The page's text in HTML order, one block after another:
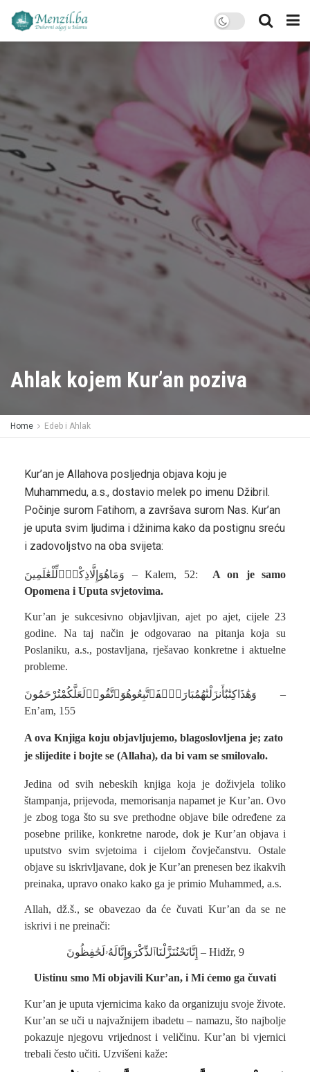
Ahlak kojem Kur’an poziva
Home Edeb i Ahlak
Kur’an je Allahova posljednja objava koju je
Muhammedu, a.s., dostavio melek po imenu Džibril.
Počinje surom Fatihom, a završava surom Nas. Kur’an
je uputa svim ljudima i džinima kako da postignu sreću
i zadovoljstvo na oba svijeta:
وَمَاهُوَإِلَّاذِكْرٌۭلِّلْعَٰلَمِينَ – Kalem, 52:
A on je samo
Opomena i Uputa svjetovima.
Kur’an je sukcesivno objavljivan, ajet po ajet, cijele 23
godine. Na taj način je odgovarao na pitanja koja su
Poslaniku, a.s., postavljana, rješavao konkretne i aktuelne
probleme.
وَهَٰذَاكِتَٰبٌأَنزَلْنَٰهُمُبَارَكٌۭفَٱتَّبِعُوهُوَٱتَّقُوا۟لَعَلَّكُمْتُرْحَمُونَ –
En’am, 155
A ova Knjiga koju objavljujemo, blagoslovljena je; zato
je slijedite i bojte se (Allaha), da bi vam se smilovalo.
Jedina od svih nebeskih knjiga koja je doživjela toliko
štampanja, prijevoda, memorisanja napamet je Kur’an. Ovo
je zbog toga što su sve prethodne objave bile određene za
posebne prilike, konkretne narode, dok je Kur’an objava i
uputstvo svim svjetoima i cijelom čovječanstvu. Ostale
objave su iskrivljavane, dok je Kur’an prenesen bez ikakvih
preinaka, upravo onako kako ga je primio Muhammed, a.s.
Allah, dž.š., se obavezao da će čuvati Kur’an da se ne
iskrivi i ne preinači:
إِنَّانَحْنُنَزَّلْنَاٱلذِّكْرَوَإِنَّالَهُۥلَحَٰفِظُونَ – Hidžr, 9
Uistinu smo Mi objavili Kur’an, i Mi ćemo ga čuvati
Kur’an je uputa vjernicima kako da organizuju svoje živote.
Kur’an se uči u najvažnijem ibadetu – namazu, što najbolje
pokazuje njegovu vrijednost i veličinu. Kur’an bi vjernici
trebali često učiti. Uzvišeni kaže: